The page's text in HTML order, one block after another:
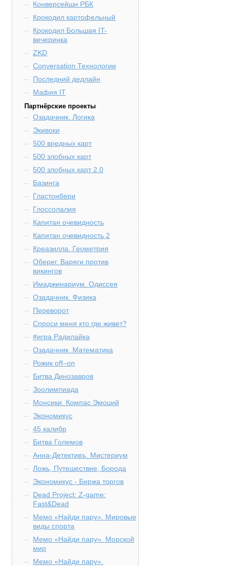
Конверсейшн РБК
Крокодил картофельный
Крокодил Большая IT-
вечеринка
ZKD
Conversation Технологии
Последний дедлайн
Мафия IT
Партнёрские проекты
Озадачник. Логика
Экивоки
500 вредных карт
500 злобных карт
500 злобных карт 2.0
Базинга
Гластонбери
Глоссолалия
Капитан очевидность
Капитан очевидность 2
Креазилла. Геометрия
Оберег. Варяги против
викингов
Имаджинариум. Одиссея
Озадачник. Физика
Переворот
Спроси меня кто где живет?
#игра Радилайка
Озадачник. Математика
Рожик off–on
Битва Динозавров
Зоолимпиада
Монсики. Компас Эмоций
Экономикус
45 калибр
Битва Големов
Анна-Детективъ. Мистериум
Ложь, Путешествие, Борода
Экономикус - Биржа торгов
Dead Project: Z-game:
Fast&Dead
Мемо «Найди пару». Мировые
виды спорта
Мемо «Найди пару». Морской
мир
Мемо «Найди пару».